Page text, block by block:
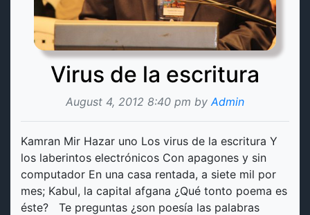
Virus de la escritura
August 4, 2012 8:40 pm by Admin
Kamran Mir Hazar uno Los virus de la escritura Y
los laberintos electrónicos Con apagones y sin
computador En una casa rentada, a siete mil por
mes; Kabul, la capital afgana ¿Qué tonto poema es
éste? Te preguntas ¿son poesía las palabras